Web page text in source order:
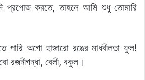
প্রপোজ করতে, তাহলে আমি শুধু তোমারি
পারি অগো হাজারো রঙের মাধবীলতা ফুল!
রজনীগন্ধা, বেলী, বকুল।